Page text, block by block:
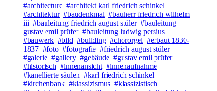
#architecture #architekt karl friedrich schinkel
#architektur #baudenkmal #bauherr friedrich wilhelm
iii #bauleitung friedrich august stüler #bauleitung
gustav emil prüfer #bauleitung ludwig persius
#bauwerk #bild #building #chororgel #erbaut 1830-
1837 #foto #fotografie #friedrich august stüler
#galerie #gallery #gebäude #gustav emil prüfer
#historisch #innenansicht #innenaufnahme
#kanellierte säulen #karl friedrich schinkel
#kirchenbank #klassizismus #klassizistisch